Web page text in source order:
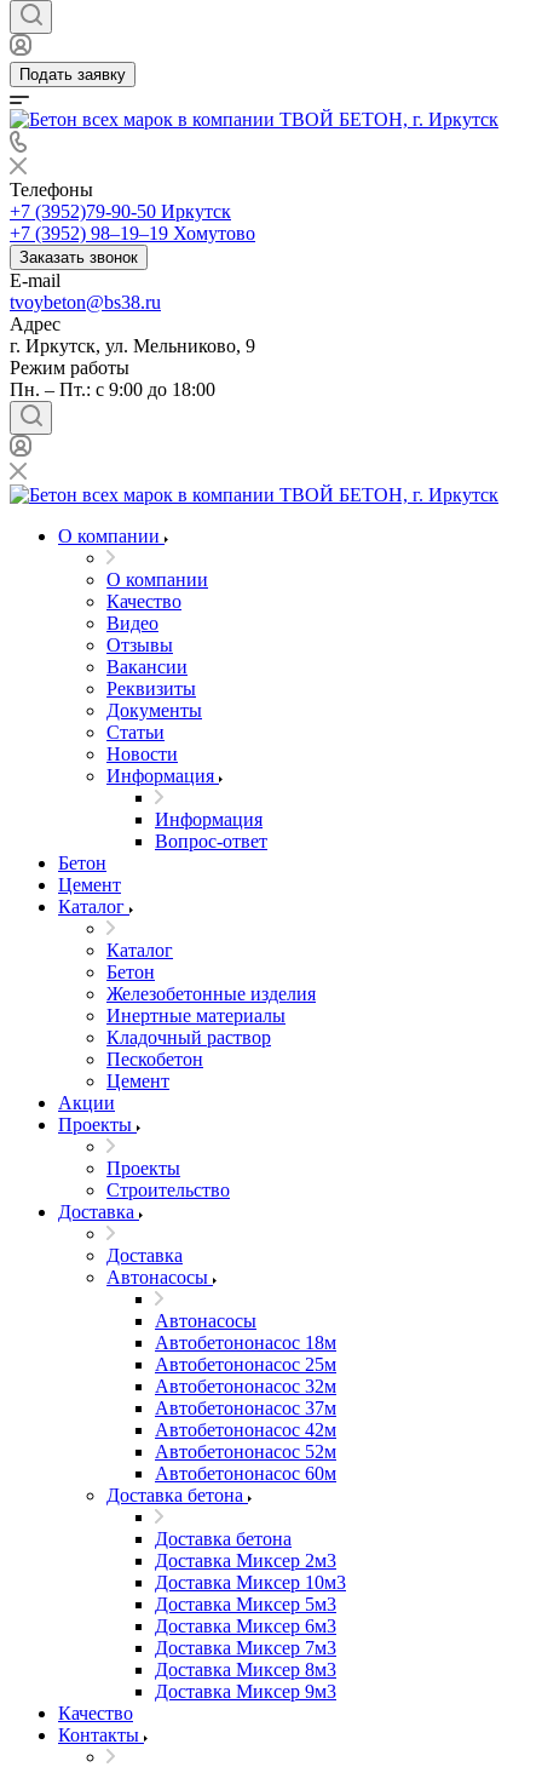
Подать заявку
Телефоны
+7 (3952)79-90-50 Иркутск
+7 (3952) 98‒19‒19 Хомутово
Заказать звонок
E-mail
tvoybeton@bs38.ru
Адрес
г. Иркутск, ул. Мельниково, 9
Режим работы
Пн. – Пт.: с 9:00 до 18:00
О компании
О компании
Качество
Видео
Отзывы
Вакансии
Реквизиты
Документы
Статьи
Новости
Информация
Информация
Вопрос-ответ
Бетон
Цемент
Каталог
Каталог
Бетон
Железобетонные изделия
Инертные материалы
Кладочный раствор
Пескобетон
Цемент
Акции
Проекты
Проекты
Строительство
Доставка
Доставка
Автонасосы
Автонасосы
Автобетононасос 18м
Автобетононасос 25м
Автобетононасос 32м
Автобетононасос 37м
Автобетононасос 42м
Автобетононасос 52м
Автобетононасос 60м
Доставка бетона
Доставка бетона
Доставка Миксер 2м3
Доставка Миксер 10м3
Доставка Миксер 5м3
Доставка Миксер 6м3
Доставка Миксер 7м3
Доставка Миксер 8м3
Доставка Миксер 9м3
Качество
Контакты